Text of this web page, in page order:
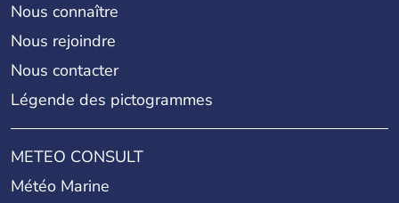
Nous connaître
Nous rejoindre
Nous contacter
Légende des pictogrammes
METEO CONSULT
Météo Marine